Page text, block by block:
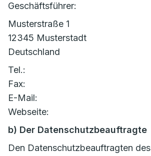
Geschäftsführer:
Musterstraße 1
12345 Musterstadt
Deutschland
Tel.:
Fax:
E-Mail:
Webseite:
b) Der Datenschutzbeauftragte
Den Datenschutzbeauftragten des